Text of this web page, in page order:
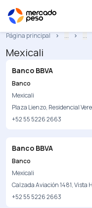
Página principal ... ...
Mexicali
Banco BBVA
Banco
Mexicali
Plaza Lienzo, Residencial
+52 55 5226 2663
Banco BBVA
Banco
Mexicali
Calzada Aviación 1481, Vista
+52 55 5226 2663